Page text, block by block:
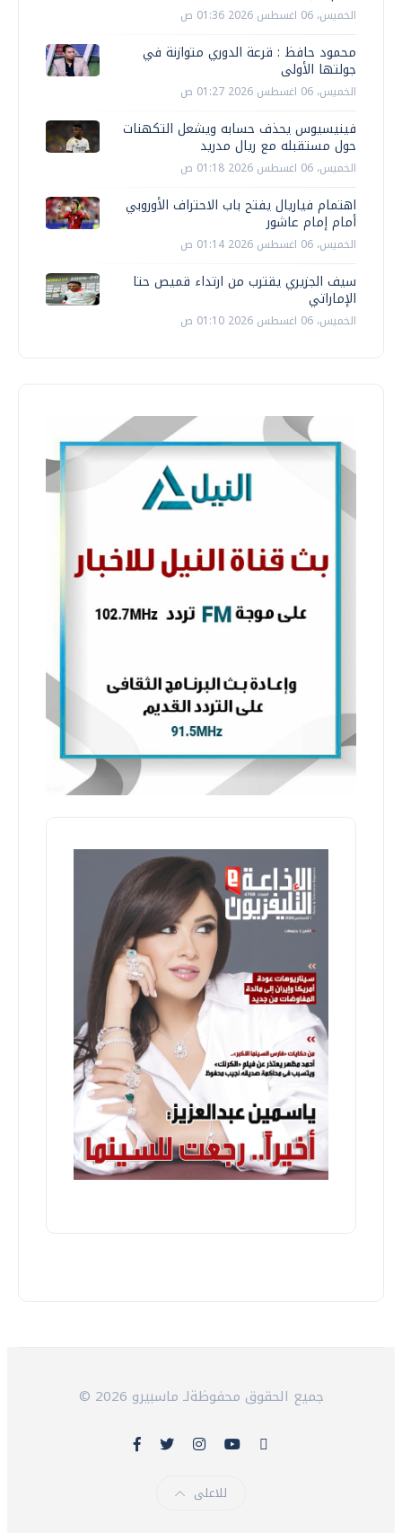
الخميس، 06 اغسطس 2026 01:36 ص
محمود حافظ : قرعة الدوري متوازنة في
جولتها الأولى
الخميس، 06 اغسطس 2026 01:27 ص
فينيسيوس يحذف حسابه ويشعل التكهنات
حول مستقبله مع ريال مدريد
الخميس، 06 اغسطس 2026 01:18 ص
اهتمام فياريال يفتح باب الاحتراف الأوروبي
أمام إمام عاشور
الخميس، 06 اغسطس 2026 01:14 ص
سيف الجزيري يقترب من ارتداء قميص حتا
الإماراتي
الخميس، 06 اغسطس 2026 01:10 ص
© 2026 جميع الحقوق محفوظةلـ ماسبيرو
للاعلى